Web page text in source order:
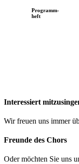
Programm-
heft
Interessiert
Wir freuen uns immer
Freunde des Chors
Oder möchten Sie uns